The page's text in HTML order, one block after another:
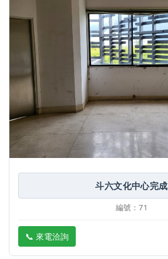
斗六文化中心完成
編號：71
📞 來電洽詢